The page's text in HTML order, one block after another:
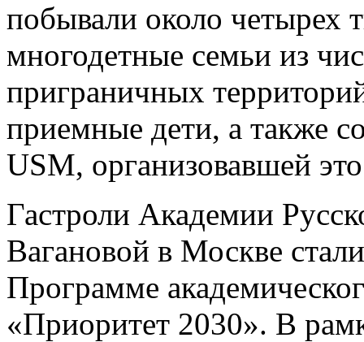
побывали около четырех
многодетные семьи из
приграничных
приемные дети, а также
USM, организовавшей
Гастроли Академии
Вагановой в Москве
Программе
«Приоритет 2030». В